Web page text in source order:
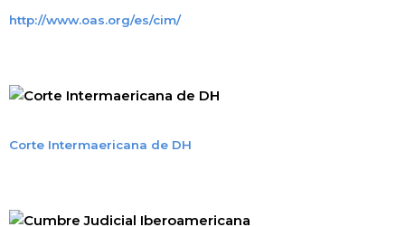
http://www.oas.org/es/cim/
Corte Intermaericana de DH